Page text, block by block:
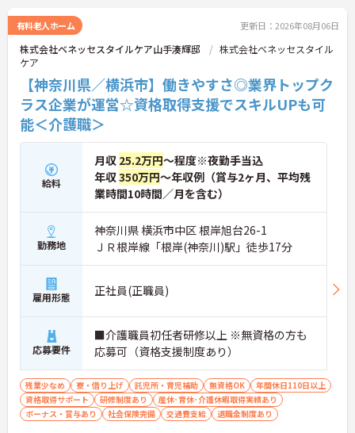
詳細をお話ししますのでお気軽にご相談ください！
有料老人ホーム 更新日：2026年08月06日
株式会社ベネッセスタイルケア山手湊輝邸
株式会社ベネッセスタイル
ケア
【神奈川県／横浜市】働きやすさ◎業界トップク
ラス企業が運営☆資格取得支援でスキルUPも可
能＜介護職＞
給料
月収 25.2万円～程度※夜勤手当込
年収350万円～年収例（賞与2ヶ月、平均残
業時間10時間／月を含む）
勤務地
神奈川県 横浜市中区 根岸旭台26-1
ＪＲ根岸線「根岸(神奈川)駅」徒歩17分
雇用形態 正社員(正職員)
応募要件
■介護職員初任者研修以上 ※無資格の方も
応募可（資格支援制度あり）
残業少なめ 寮・借り上げ 託児所・育児補助 無資格OK
年間休日110日以上
資格取得サポート
研修制度あり
産休･育休･介護休暇取得実績あり
ボーナス・賞与あり
社会保険完備 交通費支給 退職金制度あり